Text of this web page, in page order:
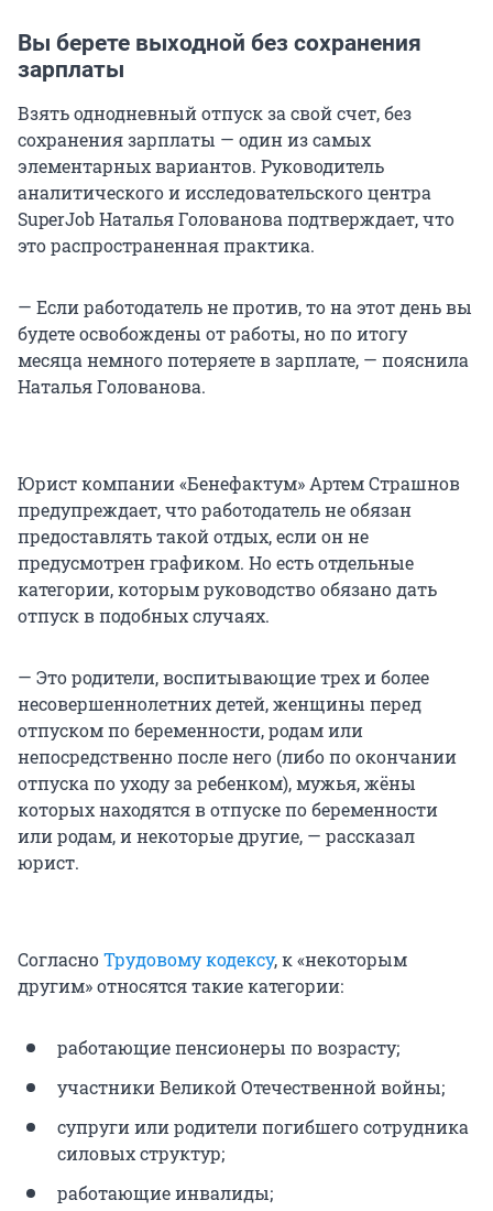
Вы берете выходной без сохранения
зарплаты
Взять однодневный отпуск за свой счет, без
сохранения зарплаты — один из самых
элементарных вариантов. Руководитель
аналитического и исследовательского центра
SuperJob Наталья Голованова подтверждает, что
это распространенная практика.
— Если работодатель не против, то на этот день вы
будете освобождены от работы, но по итогу
месяца немного потеряете в зарплате, — пояснила
Наталья Голованова.
Юрист компании «Бенефактум» Артем Страшнов
предупреждает, что работодатель не обязан
предоставлять такой отдых, если он не
предусмотрен графиком. Но есть отдельные
категории, которым руководство обязано дать
отпуск в подобных случаях.
— Это родители, воспитывающие трех и более
несовершеннолетних детей, женщины перед
отпуском по беременности, родам или
непосредственно после него (либо по окончании
отпуска по уходу за ребенком), мужья, жёны
которых находятся в отпуске по беременности
или родам, и некоторые другие, — рассказал
юрист.
СогласноТрудовому кодексу, к «некоторым
другим» относятся такие категории:
работающие пенсионеры по возрасту;
участники Великой Отечественной войны;
супруги или родители погибшего сотрудника
силовых структур;
работающие инвалиды;